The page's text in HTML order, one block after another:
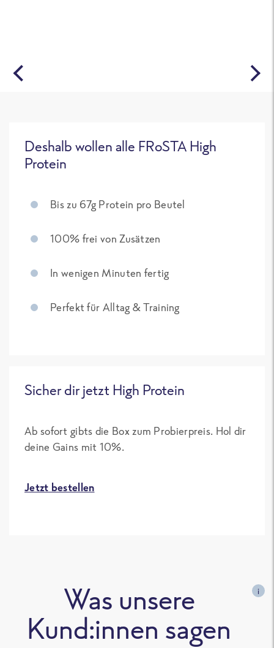
Deshalb wollen alle FRoSTA High
Protein
Bis zu 67g Protein pro Beutel
100% frei von Zusätzen
In wenigen Minuten fertig
Perfekt für Alltag & Training
Sicher dir jetzt High Protein
Ab sofort gibts die Box zum Probierpreis. Hol dir
deine Gains mit 10%.
Jetzt bestellen
Was unsere
Kund:innen sagen
i